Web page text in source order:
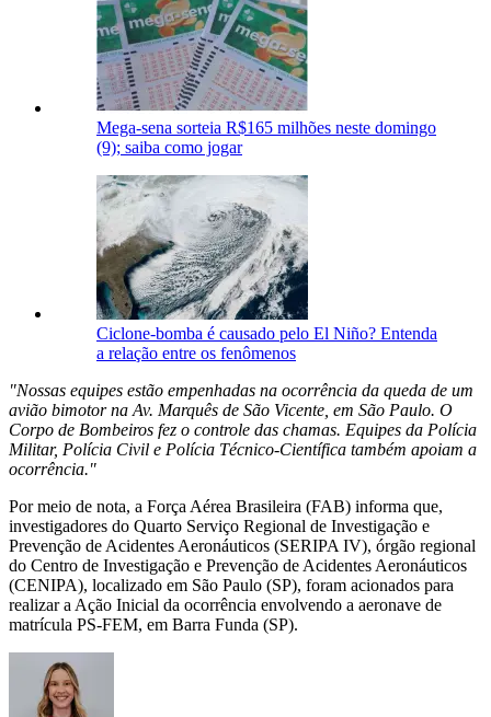
Mega-sena sorteia R$165 milhões neste domingo
(9); saiba como jogar
Ciclone-bomba é causado pelo El Niño? Entenda
a relação entre os fenômenos
"Nossas equipes estão empenhadas na ocorrência da queda de um
avião bimotor na Av. Marquês de São Vicente, em São Paulo. O
Corpo de Bombeiros fez o controle das chamas. Equipes da Polícia
Militar, Polícia Civil e Polícia Técnico-Científica também apoiam a
ocorrência."
Por meio de nota, a Força Aérea Brasileira (FAB) informa que,
investigadores do Quarto Serviço Regional de Investigação e
Prevenção de Acidentes Aeronáuticos (SERIPA IV), órgão regional
do Centro de Investigação e Prevenção de Acidentes Aeronáuticos
(CENIPA), localizado em São Paulo (SP), foram acionados para
realizar a Ação Inicial da ocorrência envolvendo a aeronave de
matrícula PS-FEM, em Barra Funda (SP).